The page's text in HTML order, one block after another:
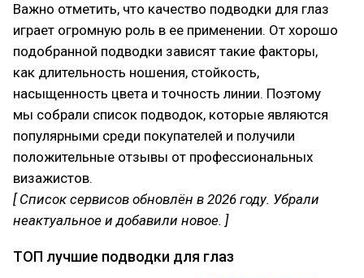
Важно отметить, что качество подводки для глаз
играет огромную роль в ее применении. От хорошо
подобранной подводки зависят такие факторы,
как длительность ношения, стойкость,
насыщенность цвета и точность линии. Поэтому
мы собрали список подводок, которые являются
популярными среди покупателей и получили
положительные отзывы от профессиональных
визажистов.
[ Список сервисов обновлён в 2026 году. Убрали
неактуальное и добавили новое. ]
ТОП лучшие подводки для глаз